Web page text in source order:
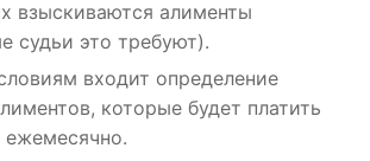
взыскиваются алименты
судьи это требуют).
входит определение
которые будет платить
ежемесячно.